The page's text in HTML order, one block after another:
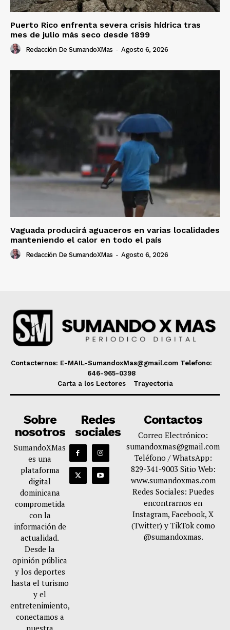
Puerto Rico enfrenta severa crisis hídrica tras
mes de julio más seco desde 1899
Redacción De SumandoXMas - Agosto 6, 2026
Vaguada producirá aguaceros en varias localidades
manteniendo el calor en todo el país
Redacción De SumandoXMas - Agosto 6, 2026
Contacternos: E-MAIL-SumandoxMas@gmail.com Telefono:
646-965-0398
Carta a los Lectores
Trayectoria
Sobre
nosotros
SumandoXMas
es una
plataforma
digital
dominicana
comprometida
con la
información de
actualidad.
Desde la
opinión pública
y los deportes
hasta el turismo
y el
entretenimiento,
conectamos a
nuestra
Redes
sociales
Contactos
Correo Electrónico:
sumandoxmas@gmail.com
Teléfono / WhatsApp:
829-341-9003 Sitio Web:
www.sumandoxmas.com
Redes Sociales: Puedes
encontrarnos en
Instagram, Facebook, X
(Twitter) y TikTok como
@sumandoxmas.